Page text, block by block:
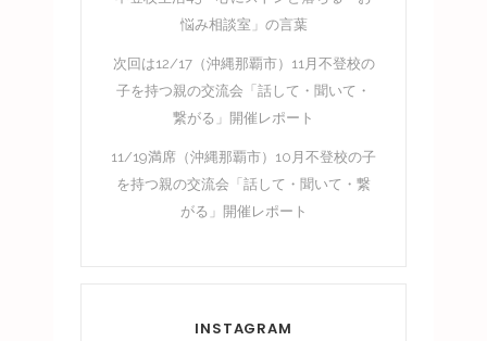
悩み相談室」の言葉
次回は12/17（沖縄那覇市）11月不登校の
子を持つ親の交流会「話して・聞いて・
繋がる」開催レポート
11/19満席（沖縄那覇市）10月不登校の子
を持つ親の交流会「話して・聞いて・繋
がる」開催レポート
INSTAGRAM